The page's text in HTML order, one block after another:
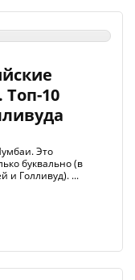
10
Это
буквально (в
и Голливуд). ...